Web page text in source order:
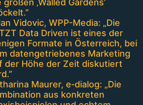
Vidovic, WPP-Media: „Die
Data Driven ist eines der
Formate in Österreich, bei
datengetriebenes Marketing
der Höhe der Zeit diskutiert
Maurer, e‑dialog: „Die
aus konkreten